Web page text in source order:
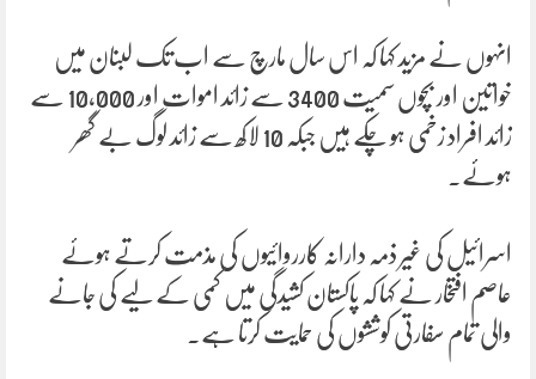
انہوں نے مزید کہا کہ اس سال مارچ سے اب تک لبنان میں
خواتین اور بچوں سمیت 3400 سے زائد اموات اور 10,000 سے
زائد افراد زخمی ہو چکے ہیں جبکہ 10 لاکھ سے زائد لوگ بے گھر
ہوئے۔
اسرائیل کی غیر ذمہ دارانہ کارروائیوں کی مذمت کرتے ہوئے
عاصم افتخار نے کہا کہ پاکستان کشیدگی میں کمی کے لیے کی جانے
والی تمام سفارتی کوششوں کی حمایت کرتا ہے۔